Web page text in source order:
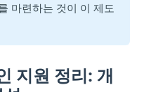
마련하는 것이 이 제도
지원 정리: 개